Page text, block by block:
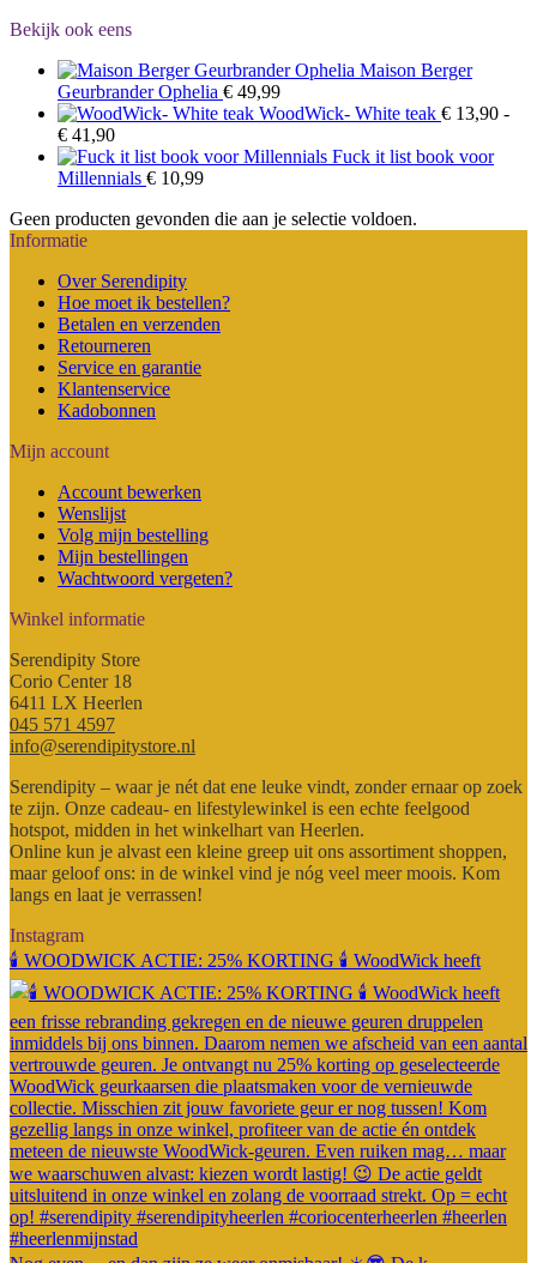
Bekijk ook eens
Maison Berger
Geurbrander Ophelia € 49,99
WoodWick- White teak € 13,90 -
€ 41,90Prijsklasse:
€ 13,90
tot
Fuck it list book voor
Millennials € 10,99
Geen producten gevonden die aan je selectie voldoen.
Informatie
Over Serendipity
Hoe moet ik bestellen?
Betalen en verzenden
Retourneren
Service en garantie
Klantenservice
Kadobonnen
Mijn account
Account bewerken
Wenslijst
Volg mijn bestelling
Mijn bestellingen
Wachtwoord vergeten?
Winkel informatie
Serendipity Store
Corio Center 18
6411 LX Heerlen
045 571 4597
info@serendipitystore.nl
Serendipity – waar je nét dat ene leuke vindt, zonder ernaar op zoek
te zijn. Onze cadeau- en lifestylewinkel is een echte feelgood
hotspot, midden in het winkelhart van Heerlen.
Online kun je alvast een kleine greep uit ons assortiment shoppen,
maar geloof ons: in de winkel vind je nóg veel meer moois. Kom
langs en laat je verrassen!
Instagram
🕯️ WOODWICK ACTIE: 25% KORTING 🕯️ WoodWick heeft